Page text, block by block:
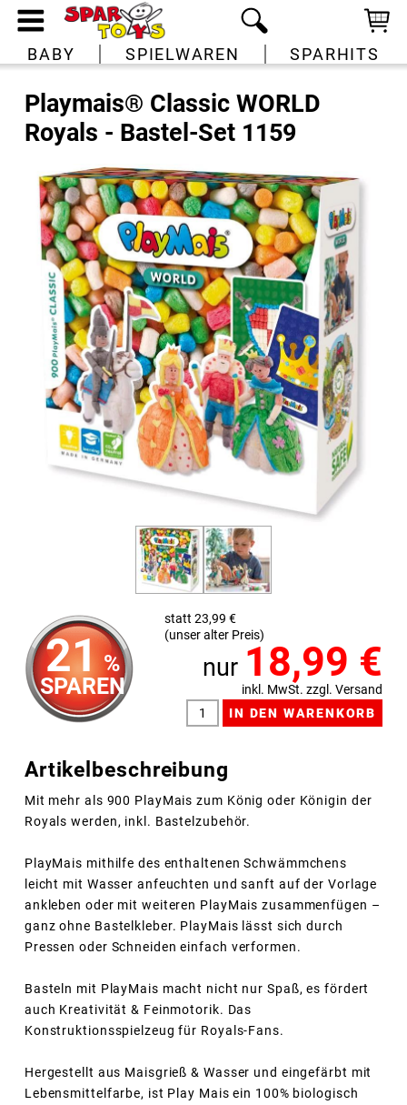
BABY SPIELWAREN SPARHITS
Playmais® Classic WORLD
Royals - Bastel-Set 1159
21 %
SPAREN
statt 23,99 €
(unser alter Preis)
nur 18,99 €
inkl. MwSt. zzgl. Versand
Artikelbeschreibung
Mit mehr als 900 PlayMais zum König oder Königin der
Royals werden, inkl. Bastelzubehör.
PlayMais mithilfe des enthaltenen Schwämmchens
leicht mit Wasser anfeuchten und sanft auf der Vorlage
ankleben oder mit weiteren PlayMais zusammenfügen –
ganz ohne Bastelkleber. PlayMais lässt sich durch
Pressen oder Schneiden einfach verformen.
Basteln mit PlayMais macht nicht nur Spaß, es fördert
auch Kreativität & Feinmotorik. Das
Konstruktionsspielzeug für Royals-Fans.
Hergestellt aus Maisgrieß & Wasser und eingefärbt mit
Lebensmittelfarbe, ist Play Mais ein 100% biologisch